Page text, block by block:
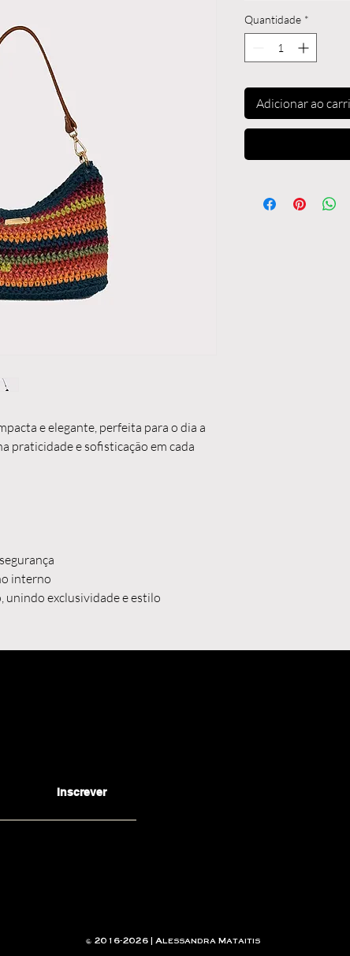
e elegante, perfeita para o dia a
praticidade e sofisticação em cada
interno
unindo exclusividade e estilo
Quantidade *
Adicionar ao
Inscrever
© 2016-2026 | Alessandra Mataitis